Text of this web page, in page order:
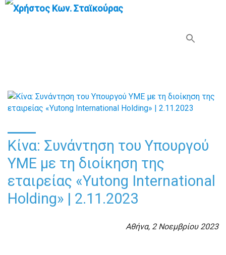
Κίνα: Συνάντηση του Υπουργού
ΥΜΕ με τη διοίκηση της
εταιρείας «Yutong International
Holding» | 2.11.2023
Αθήνα, 2 Νοεμβρίου 2023